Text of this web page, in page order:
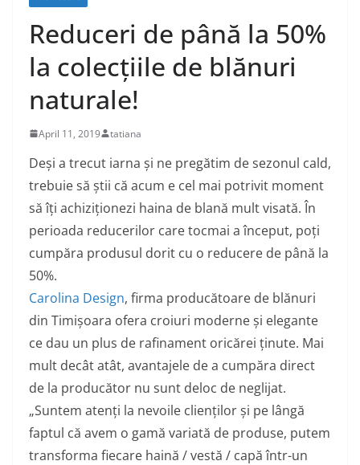
Reduceri de până la 50%
la colecțiile de blănuri
naturale!
April 11, 2019 tatiana
Deși a trecut iarna și ne pregătim de sezonul cald,
trebuie să știi că acum e cel mai potrivit moment
să îți achiziționezi haina de blană mult visată. În
perioada reducerilor care tocmai a început, poți
cumpăra produsul dorit cu o reducere de până la
50%.
Carolina Design, firma producătoare de blănuri
din Timișoara ofera croiuri moderne și elegante
ce dau un plus de rafinament oricărei ținute. Mai
mult decât atât, avantajele de a cumpăra direct
de la producător nu sunt deloc de neglijat.
„Suntem atenți la nevoile clienților și pe lângă
faptul că avem o gamă variată de produse, putem
transforma fiecare haină / vestă / capă într-un